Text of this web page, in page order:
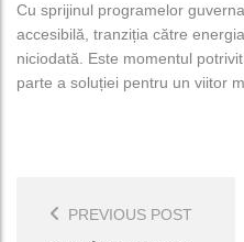
Cu sprijinul programelor
accesibilă, tranziția către
niciodată. Este momentul
parte a soluției pentru un viitor
Navigation
PREVIOUS POST